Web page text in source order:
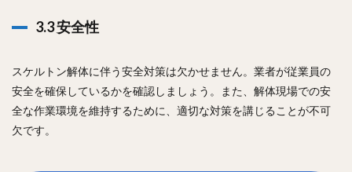
3.3 安全性
スケルトン解体に伴う安全対策は欠かせません。業者が従業員の
安全を確保しているかを確認しましょう。また、解体現場での安
全な作業環境を維持するために、適切な対策を講じることが不可
欠です。